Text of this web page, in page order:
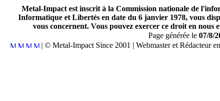
Metal-Impact est inscrit à la Commission nationale de
Informatique et Libertés en date du 6 janvier 1978, vous
vous concernent. Vous pouvez exercer ce droit en
Page générée le 07/8/
| © Metal-Impact Since 2001 | Webmaster et Rédacteur